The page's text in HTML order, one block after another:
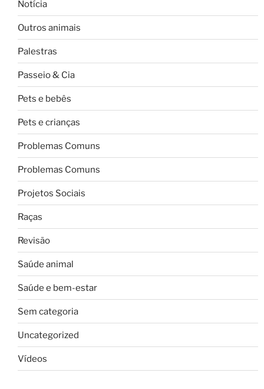
Notícia
Outros animais
Palestras
Passeio & Cia
Pets e bebês
Pets e crianças
Problemas Comuns
Problemas Comuns
Projetos Sociais
Raças
Revisão
Saúde animal
Saúde e bem-estar
Sem categoria
Uncategorized
Vídeos